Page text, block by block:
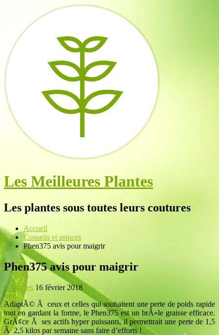
Les Meilleures Plantes
Les plantes sous toutes leurs coutures
Accueil
Conseils et astuces
Phen375 avis pour maigrir
Phen375 avis pour maigrir
O'Plantes 16 février 2018
AdaptÃ© Ã ceux et celles qui souhaitent une perte de poids rapide
tout en gardant la forme, le Phen375 est un brÃ»le graisse efficace.
GrÃ¢ce Ã ses actifs hyper puissants, il permettrait une perte de 1,5
Ã 2,5 kilos par semaine sans faire d’efforts !